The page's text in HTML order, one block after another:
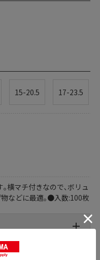
15-20.5 17-23.5
横マチ付きなので､ボリュ
などに最適｡●入数:100枚